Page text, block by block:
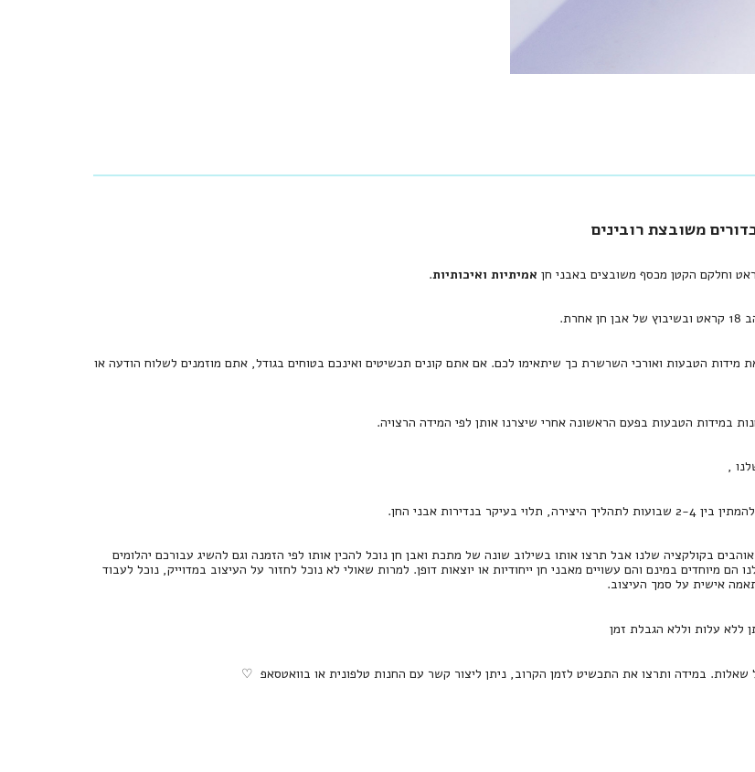
אמיתיות ואיכותיות.
מידות הטבעות ואורכי השרשרת כך שיתאימו לכם. אם אתם קונים תכשיטים ואינכם בטוחים בגודל, אתם מוזמנים לשלוח הודעה או
במידות הטבעות בפעם הראשונה אחרי שיצרנו אותן לפי המידה הרצויה.
,
בנדירות אבני החן.
בקולקציה שלנו אבל תרצו אותו בשילוב שונה של מתכת ואבן חן נוכל להכין אותו לפי הזמנה וגם להשיג עבורכם יהלומים
הם מיוחדים במינם והם עשויים מאבני חן ייחודיות או יוצאות דופן. למרות שאולי לא נוכל לחזור על העיצוב במדוייק, נוכל לעבוד
אישית על סמך העיצוב.
ללא עלות וללא הגבלת זמן
שאלות. במידה ותרצו את התכשיט לזמן הקרוב, ניתן ליצור קשר עם החנות טלפונית או בוואטסאפ ♡